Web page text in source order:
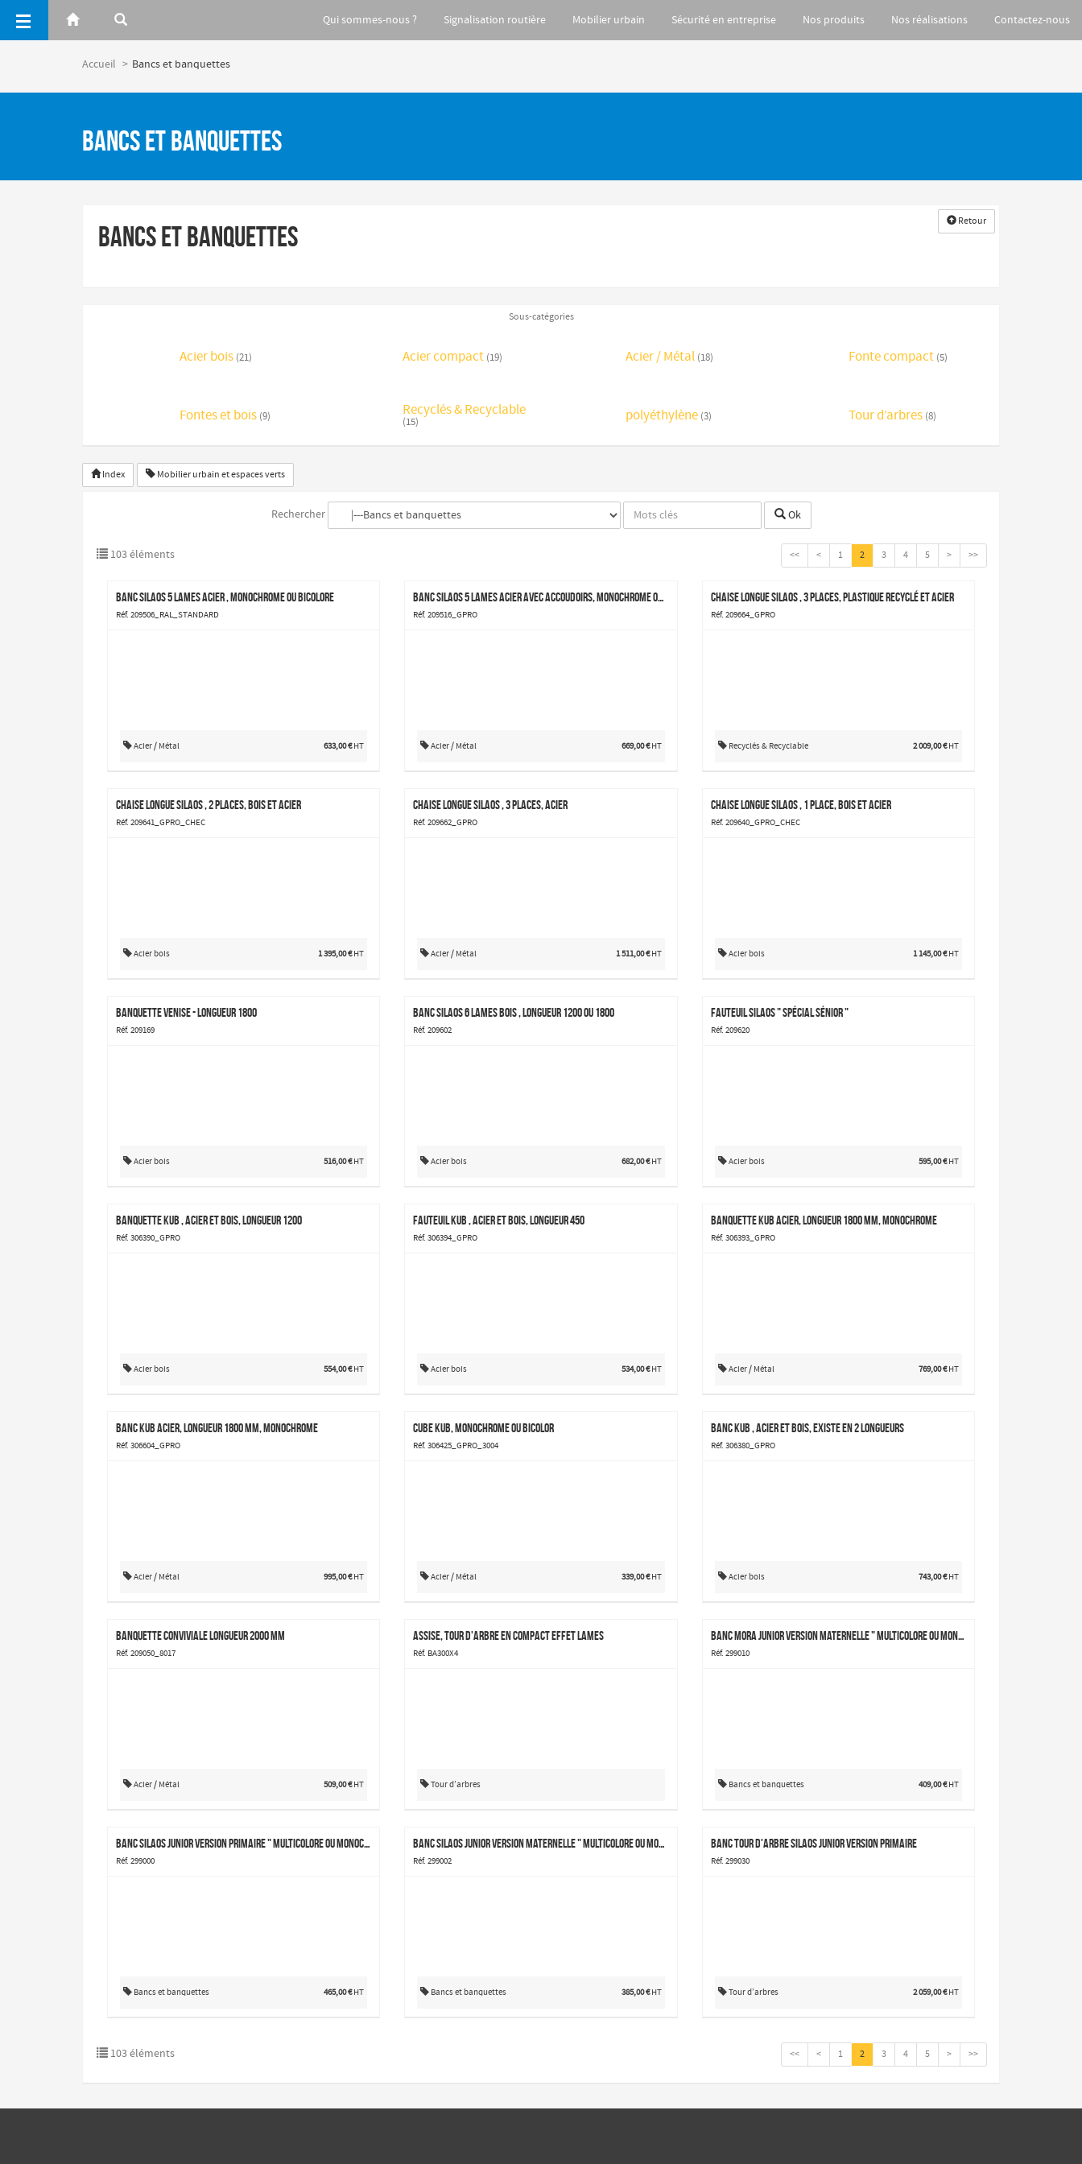
Qui sommes-nous ? Signalisation routière Mobilier urbain Sécurité en entreprise Nos produits Nos réalisations Contactez-nous
Accueil Bancs et banquettes
Bancs et banquettes
Bancs et banquettes Retour
Sous-catégories
Acier bois (21) Acier compact (19) Acier / Métal (18) Fonte compact (5)
Fontes et bois (9) Recyclés & Recyclable
(15) polyéthylène (3) Tour d’arbres (8)
Index Mobilier urbain et espaces verts
Rechercher Ok
103 éléments << < 1 2 3 4 5 > >>
Banc Silaos 5 lames acier , monochrome ou bicolore
Réf. 209506_RAL_STANDARD
Acier / Métal 633,00 €HT
Banc Silaos 5 lames acier avec accoudoirs, monochrome ou bicolore
Réf. 209516_GPRO
Acier / Métal 669,00 € HT
Chaise longue Silaos , 3 places, plastique recyclé et acier
Réf. 209664_GPRO
Recyclés & Recyclable 2 009,00 € HT
Chaise longue Silaos , 2 places, bois et acier
Réf. 209641_GPRO_CHEC
Acier bois 1 395,00 €HT
Chaise longue Silaos , 3 places, acier
Réf. 209662_GPRO
Acier / Métal 1 511,00 € HT
Chaise longue Silaos , 1 place, bois et acier
Réf. 209640_GPRO_CHEC
Acier bois 1 145,00 € HT
Banquette Venise - longueur 1800
Réf. 209169
Acier bois 516,00 €HT
Banc Silaos 6 lames bois , longueur 1200 ou 1800
Réf. 209602
Acier bois 682,00 € HT
Fauteuil Silaos " spécial sénior "
Réf. 209620
Acier bois 595,00 € HT
Banquette Kub , acier et bois, longueur 1200
Réf. 306390_GPRO
Acier bois 554,00 €HT
Fauteuil Kub , acier et bois, longueur 450
Réf. 306394_GPRO
Acier bois 534,00 € HT
Banquette Kub acier, longueur 1800 mm, monochrome
Réf. 306393_GPRO
Acier / Métal 769,00 € HT
Banc Kub acier, longueur 1800 mm, monochrome
Réf. 306604_GPRO
Acier / Métal 995,00 €HT
Cube Kub, monochrome ou bicolor
Réf. 306425_GPRO_3004
Acier / Métal 339,00 € HT
Banc Kub , acier et bois, existe en 2 longueurs
Réf. 306380_GPRO
Acier bois 743,00 € HT
Banquette Conviviale longueur 2000 mm
Réf. 209050_8017
Acier / Métal 509,00 €HT
Assise, tour d'arbre en compact effet lames
Réf. BA300X4
Tour d’arbres
Banc Mora junior version maternelle " multicolore ou monochrome
Réf. 299010
Bancs et banquettes 409,00 € HT
Banc Silaos junior version primaire " multicolore ou monochrome
Réf. 299000
Bancs et banquettes 465,00 €HT
Banc Silaos junior version maternelle " multicolore ou monochrome
Réf. 299002
Bancs et banquettes 385,00 € HT
Banc tour d'arbre Silaos Junior version primaire
Réf. 299030
Tour d’arbres 2 059,00 € HT
103 éléments << < 1 2 3 4 5 > >>